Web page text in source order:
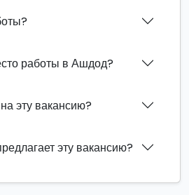
работы в Ашдод?
эту вакансию?
эту вакансию?